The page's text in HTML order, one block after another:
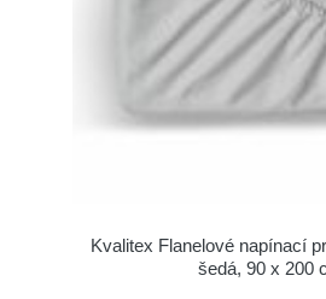
Kvalitex Flanelové napínací
šedá, 90 x 200